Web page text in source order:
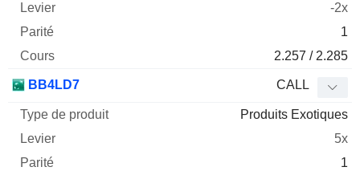
-2x
1
2.257 / 2.285
BB4LD7 CALL
Produits Exotiques
5x
1